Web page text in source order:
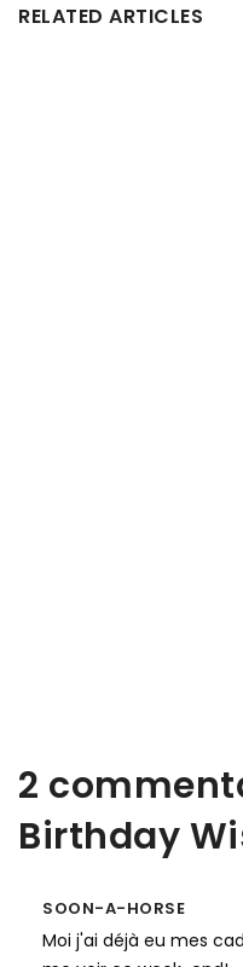
RELATED ARTICLES
2
Birthday
SOON-A-HORSE
Moi j'ai déjà eu mes